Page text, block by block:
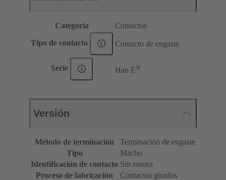
Categoría Contactos
Tipo de contacto Contacto de engaste
Serie Han E®
Versión
Método de terminación
Terminación de engaste
Tipo
Macho
Identificación de contacto Sin ranura
Proceso de fabricación
Contactos girados